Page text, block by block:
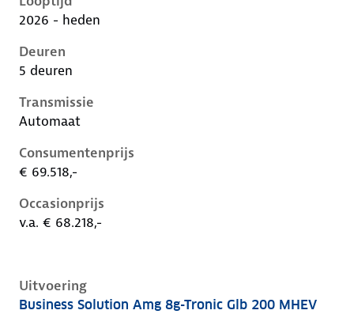
2026 - heden
Deuren
5 deuren
Transmissie
Automaat
Consumentenprijs
€ 69.518,-
Occasionprijs
v.a. € 68.218,-
Uitvoering
Business Solution Amg 8g-Tronic Glb 200 MHEV